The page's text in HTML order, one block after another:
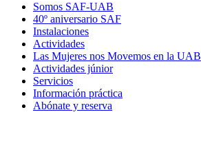
Somos SAF-UAB
40º aniversario SAF
Instalaciones
Actividades
Las Mujeres nos Movemos en la UAB
Actividades júnior
Servicios
Información práctica
Abónate y reserva